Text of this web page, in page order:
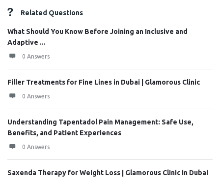
Related Questions
What Should You Know Before Joining an Inclusive and
Adaptive ...
0 Answers
Filler Treatments for Fine Lines in Dubai | Glamorous Clinic
0 Answers
Understanding Tapentadol Pain Management: Safe Use,
Benefits, and Patient Experiences
0 Answers
Saxenda Therapy for Weight Loss | Glamorous Clinic in Dubai